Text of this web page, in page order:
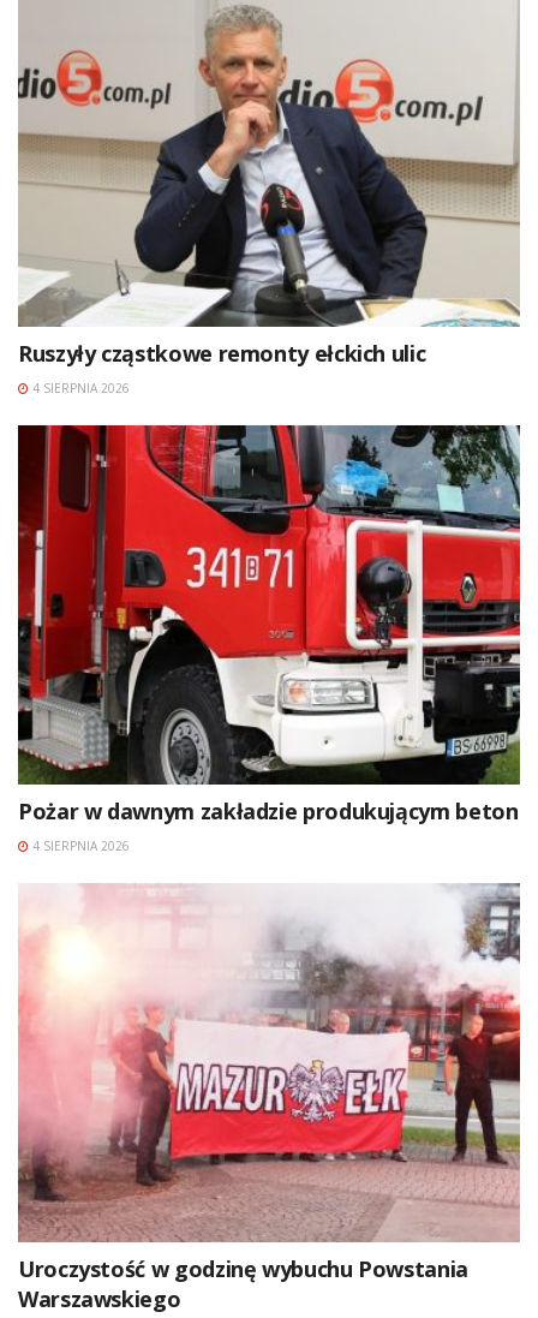
Ruszyły cząstkowe remonty ełckich ulic
4 SIERPNIA 2026
Pożar w dawnym zakładzie produkującym beton
4 SIERPNIA 2026
Uroczystość w godzinę wybuchu Powstania
Warszawskiego